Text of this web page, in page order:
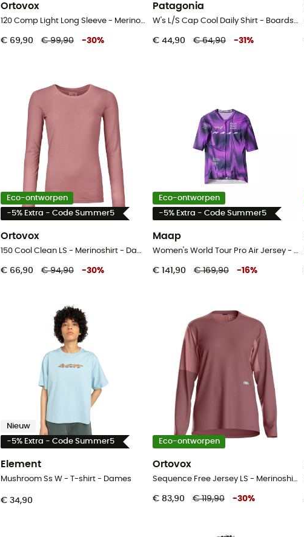
Ortovox
120 Comp Light Long Sleeve - Merino-ondergoed - Dames
€ 69,90 € 99,90 -30%
Patagonia
W's L/S Cap Cool Daily Shirt - Boardshort Logo - T-shirt - Dames
€ 44,90 € 64,90 -31 %
Eco-ontworpen
-5% Extra - Code Summer5
Ortovox
150 Cool Clean LS - Merinoshirt - Dames
€ 66,90 € 94,90 -30%
Eco-ontworpen
-5% Extra - Code Summer5
Maap
Women's World Tour Pro Air Jersey - Fietsshirt - Dames
€ 141,90 € 169,90 -16%
Nieuw
-5% Extra - Code Summer5
Element
Mushroom Ss W - T-shirt - Dames
€ 34,90
Eco-ontworpen
Ortovox
Sequence Free Jersey LS - Merinoshirt - Dames
€ 83,90 € 119,90 -30%